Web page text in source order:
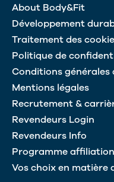
About Body&Fit
Développement
Traitement des
Politique de
Conditions générales
Mentions légales
Recrutement &
Revendeurs Login
Revendeurs Info
Programme affiliation
Vos choix en matière